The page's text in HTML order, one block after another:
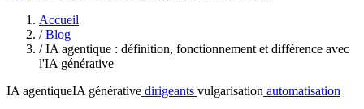
Accueil
/ Blog
/ IA agentique : définition, fonctionnement et différence avec
l'IA générative
IA agentiqueIA générative dirigeants vulgarisation automatisation